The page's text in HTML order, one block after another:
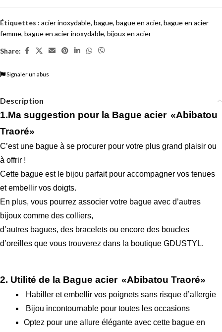
Étiquettes : acier inoxydable, bague, bague en acier, bague en acier
femme, bague en acier inoxydable, bijoux en acier
Share:
Signaler un abus
Description
1.Ma suggestion pour la Bague acier «Abibatou
Traoré»
C’est une bague à se procurer pour votre plus grand plaisir ou
à offrir !
Cette bague est le bijou parfait pour accompagner vos tenues
et embellir vos doigts.
En plus, vous pourrez associer votre bague avec d’autres
bijoux comme des colliers,
d’autres bagues, des bracelets ou encore des boucles
d’oreilles que vous trouverez dans la boutique GDUSTYL.
2. Utilité de la Bague acier «Abibatou Traoré»
Habiller et embellir vos poignets sans risque d’allergie
Bijou incontournable pour toutes les occasions
Optez pour une allure élégante avec cette bague en